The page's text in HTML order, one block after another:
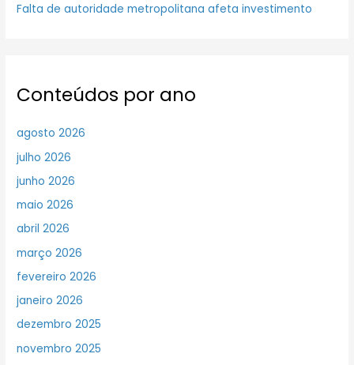
Falta de autoridade metropolitana afeta investimento
Conteúdos por ano
agosto 2026
julho 2026
junho 2026
maio 2026
abril 2026
março 2026
fevereiro 2026
janeiro 2026
dezembro 2025
novembro 2025